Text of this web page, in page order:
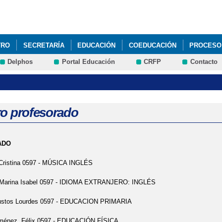
SECRETARÍA EDUCACIÓN COEDUCACIÓN
Delphos Portal Educación CRFP Contacto
profesorado
0597 - MÚSICA INGLÉS
Isabel 0597 - IDIOMA EXTRANJERO: INGLÉS
Lourdes 0597 - EDUCACION PRIMARIA